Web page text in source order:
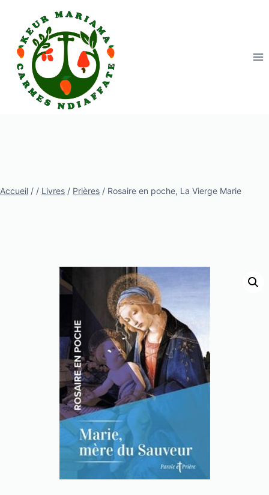
contenu
Accueil / / Livres / Prières / Rosaire en poche, La Vierge Marie